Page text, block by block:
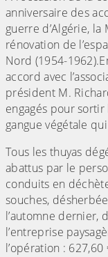
anniversaire des
guerre d’Algérie,
rénovation de
Nord (1954-
accord avec
président M.
engagés pour
gangue végétale
Tous les thuyas
abattus par le
conduits en
souches,
l’automne dernier,
l’entreprise
l’opération : 627,60